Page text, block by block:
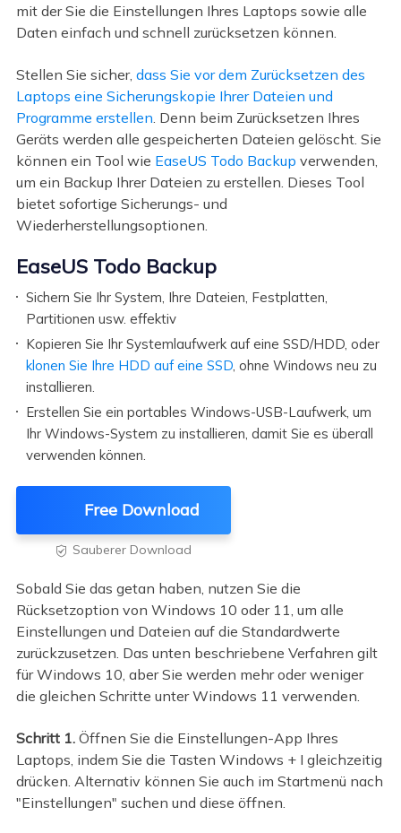
mit der Sie die Einstellungen Ihres Laptops sowie alle
Daten einfach und schnell zurücksetzen können.
Stellen Sie sicher, dass Sie vor dem Zurücksetzen des
Laptops eine Sicherungskopie Ihrer Dateien und
Programme erstellen . Denn beim Zurücksetzen Ihres
Geräts werden alle gespeicherten Dateien gelöscht. Sie
können ein Tool wie EaseUS Todo Backup verwenden,
um ein Backup Ihrer Dateien zu erstellen. Dieses Tool
bietet sofortige Sicherungs- und
Wiederherstellungsoptionen.
EaseUS Todo Backup
Sichern Sie Ihr System, Ihre Dateien, Festplatten,
Partitionen usw. effektiv
Kopieren Sie Ihr Systemlaufwerk auf eine SSD/HDD, oder
klonen Sie Ihre HDD auf eine SSD, ohne Windows neu zu
installieren.
Erstellen Sie ein portables Windows-USB-Laufwerk, um
Ihr Windows-System zu installieren, damit Sie es überall
verwenden können.
Free Download
 Sauberer Download
Sobald Sie das getan haben, nutzen Sie die
Rücksetzoption von Windows 10 oder 11, um alle
Einstellungen und Dateien auf die Standardwerte
zurückzusetzen. Das unten beschriebene Verfahren gilt
für Windows 10, aber Sie werden mehr oder weniger
die gleichen Schritte unter Windows 11 verwenden.
Schritt 1. Öffnen Sie die Einstellungen-App Ihres
Laptops, indem Sie die Tasten Windows + I gleichzeitig
drücken. Alternativ können Sie auch im Startmenü nach
"Einstellungen" suchen und diese öffnen.